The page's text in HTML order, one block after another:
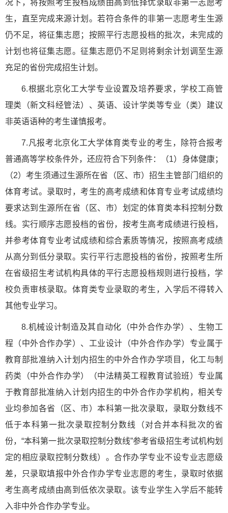
况下，将按照考生投档成绩由高到低择优录取非第一志愿考
生，直至完成来源计划。若符合条件的非第一志愿考生生源
仍不足，将征集志愿；按照平行志愿投档的批次，未完成的
计划也将征集志愿。征集志愿仍不足则将剩余计划调至生源
充足的省份完成招生计划。
6.根据北京化工大学专业设置及培养要求，学校工商管
理类（新文科经管法）、英语、设计学类等专业（类）建议
非英语语种的考生谨慎报考。
7.凡报考北京化工大学体育类专业的考生，除符合报考
普通高等学校条件外，还应符合下列条件：（1）身体健康；
（2）考生须通过生源所在省（区、市）招生主管部门组织的
体育考试。录取时，考生的高考成绩和体育专业考试成绩均
要求达到生源所在省（区、市）划定的体育类本科控制分数
线。实行顺序志愿投档的省份，按考生高考成绩进行投档，
并参考体育专业考试成绩和综合素质等情况，按照高考成绩
从高分到低分录取。实行平行志愿投档的省份，按照考生所
在省级招生考试机构具体的平行志愿投档规则进行投档，学
校负责审核录取。体育类专业录取的考生，入学后不得转入
其他专业学习。
8.机械设计制造及其自动化（中外合作办学）、生物工
程（中外合作办学）、工业设计（中外合作办学）专业属于
教育部批准纳入计划内招生的中外合作办学项目，化工与制
药类（中外合作办学）（中法精英工程教育试验班）专业属
于教育部批准纳入计划内招生的中外合作办学机构，相关专
业均参加各省（区、市）本科第一批次录取，录取分数线不
低于本科第一批次录取控制分数线（对合并本科批次的省
份，“本科第一批次录取控制分数线”参考省级招生考试机构划
定的相应录取控制分数线）。合作办学专业不设专业志愿级
差，只录取填报中外合作办学专业志愿的考生，录取时依据
考生高考成绩由高到低依次录取。该专业学生入学后不能转
入非中外合作办学专业。